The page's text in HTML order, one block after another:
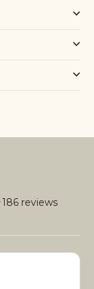
186 reviews